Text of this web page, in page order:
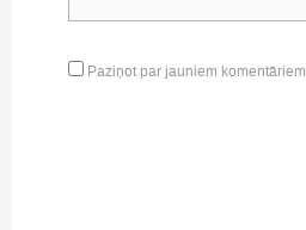
Paziņot par jauniem komentāriem